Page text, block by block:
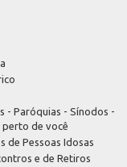
- Paróquias - Sínodos -
perto de você
de Pessoas Idosas
e de Retiros